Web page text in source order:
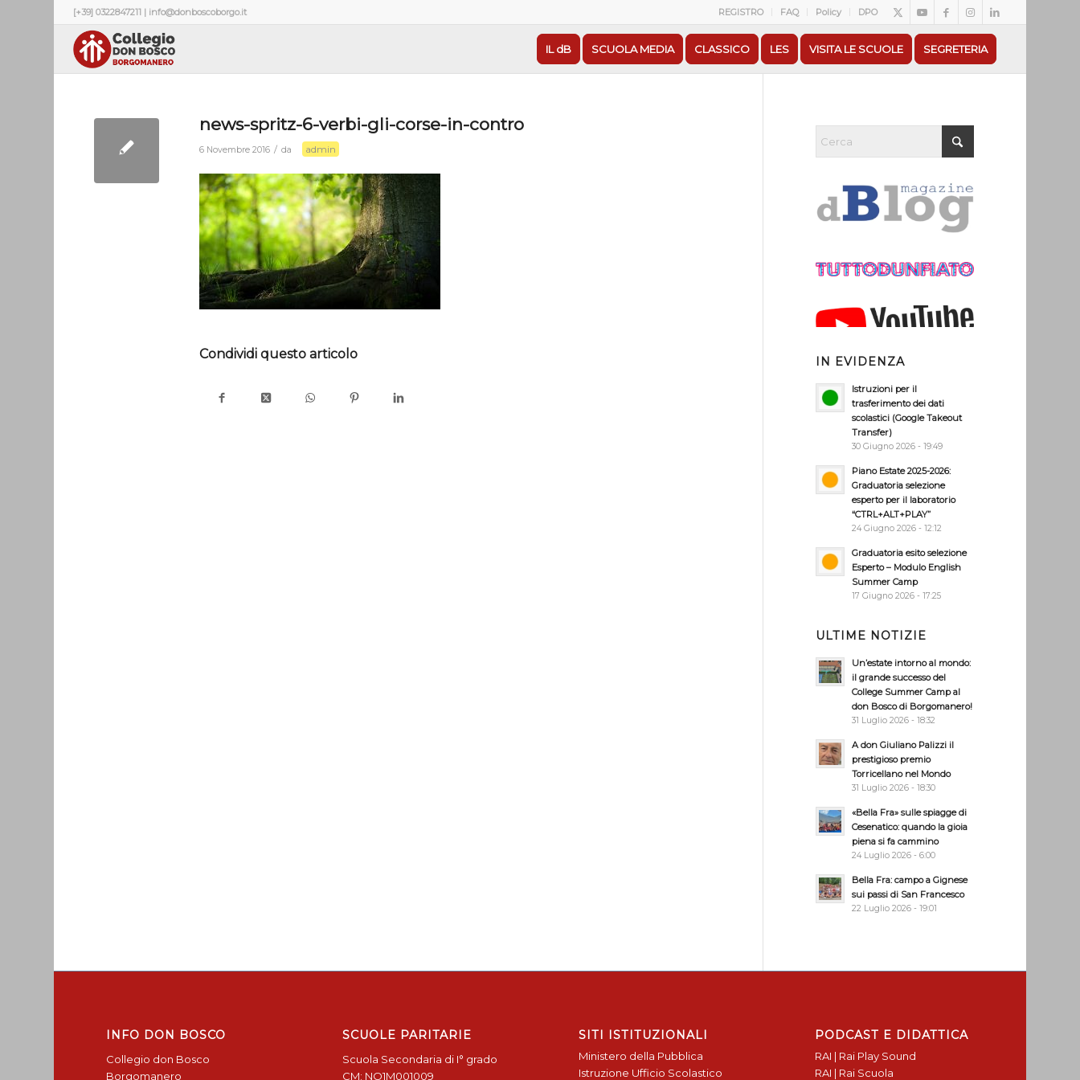
REGISTRO FAQ Policy DPO
[+39] 0322847211 | info@donboscoborgo.it
IL dB SCUOLA MEDIA CLASSICO LES VISITA LE SCUOLE SEGRETERIA
news-spritz-6-verbi-gli-corse-in-contro
6 Novembre 2016 / da admin
Condividi questo articolo
IN EVIDENZA
Istruzioni per il
trasferimento dei dati
scolastici (Google Takeout
Transfer)
30 Giugno 2026 - 19:49
Piano Estate 2025-2026:
Graduatoria selezione
esperto per il laboratorio
“CTRL+ALT+PLAY”
24 Giugno 2026 - 12:12
Graduatoria esito selezione
Esperto – Modulo English
Summer Camp
17 Giugno 2026 - 17:25
ULTIME NOTIZIE
Un’estate intorno al mondo:
il grande successo del
College Summer Camp al
don Bosco di Borgomanero!
31 Luglio 2026 - 18:32
A don Giuliano Palizzi il
prestigioso premio
Torricellano nel Mondo
31 Luglio 2026 - 18:30
«Bella Fra» sulle spiagge di
Cesenatico: quando la gioia
piena si fa cammino
24 Luglio 2026 - 6:00
Bella Fra: campo a Gignese
sui passi di San Francesco
22 Luglio 2026 - 19:01
INFO DON BOSCO
Collegio don Bosco
Borgomanero
SCUOLE PARITARIE
Scuola Secondaria di I° grado
CM: NO1M001009
SITI ISTITUZIONALI
Ministero della Pubblica
Istruzione Ufficio Scolastico
PODCAST E DIDATTICA
RAI | Rai Play Sound
RAI | Rai Scuola